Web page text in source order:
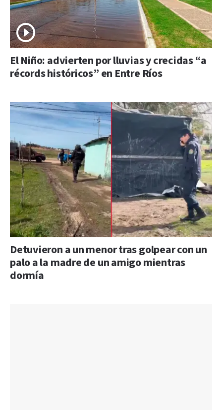
El Niño: advierten por lluvias y crecidas “a
récords históricos” en Entre Ríos
Detuvieron a un menor tras golpear con un
palo a la madre de un amigo mientras
dormía